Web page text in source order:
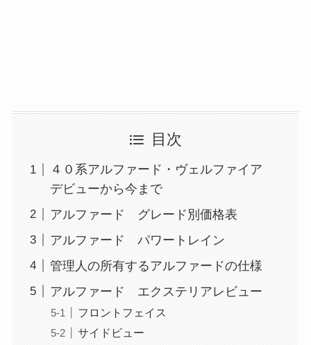
目次
４０系アルファード・ヴェルファイア
デビューから今まで
アルファード グレード別価格表
アルファード パワートレイン
管理人の所有するアルファードの仕様
アルファード エクステリアレビュー
フロントフェイス
サイドビュー